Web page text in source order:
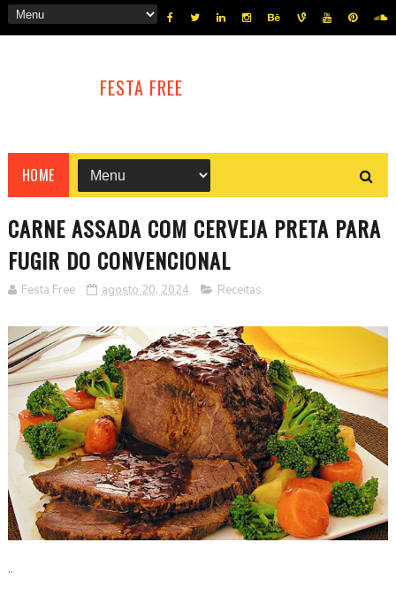
FESTA FREE
HOME
CARNE ASSADA COM CERVEJA PRETA PARA
FUGIR DO CONVENCIONAL
Festa Free agosto 20, 2024 Receitas
..